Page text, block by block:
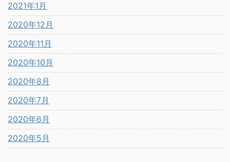
2021年1月
2020年12月
2020年11月
2020年10月
2020年8月
2020年7月
2020年6月
2020年5月